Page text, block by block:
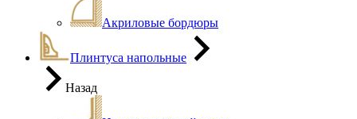
Акриловые бордюры
Плинтуса напольные
Назад